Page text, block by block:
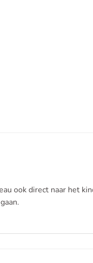
ook direct naar het